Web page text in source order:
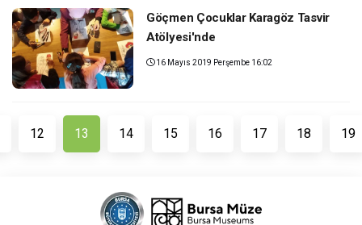
Göçmen Çocuklar Karagöz Tasvir
Atölyesi'nde
16 Mayıs 2019 Perşembe 16:02
12 13 (current)
14 15 16 17 18 19